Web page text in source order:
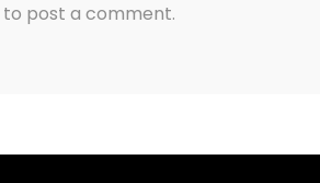
to post a comment.